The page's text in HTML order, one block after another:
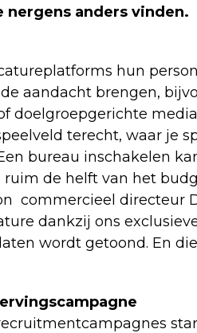
nergens anders vinden.
hun
aandacht brengen,
doelgroepgerichte
terecht, waar je
bureau inschakelen
de helft van het
commercieel directeur
dankzij ons
wordt getoond. En